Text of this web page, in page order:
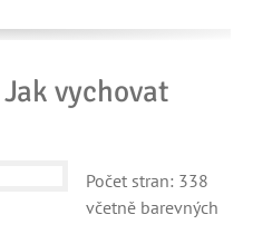
vychovat
Počet stran: 338
včetně barevných